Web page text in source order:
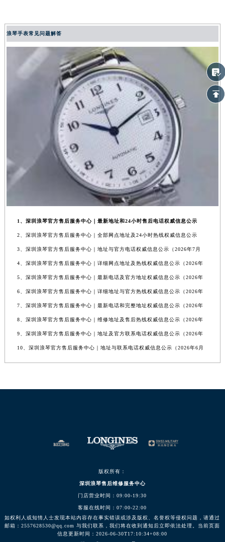
浪琴手表常见问题解答
1、深圳浪琴官方售后服务中心｜最新地址和24小时售后电话权威信息公示
2、深圳浪琴官方售后服务中心｜全部网点地址及24小时热线权威信息公示
3、深圳浪琴官方售后服务中心｜地址与官方电话权威信息公示（2026年7月
4、深圳浪琴官方售后服务中心｜详细网点地址及热线权威信息公示（2026年
5、深圳浪琴官方售后服务中心｜最新电话及官方地址权威信息公示（2026年
6、深圳浪琴官方售后服务中心｜详细地址与官方热线权威信息公示（2026年
7、深圳浪琴官方售后服务中心｜最新电话和完整地址权威信息公示（2026年
8、深圳浪琴官方售后服务中心｜维修地址及售后热线权威信息公示（2026年
9、深圳浪琴官方售后服务中心｜地址及官方联系电话权威信息公示（2026年
10、深圳浪琴官方售后服务中心｜地址与联系电话权威信息公示（2026年6月
版权所有：
深圳浪琴售后维修服务中心
门店营业时间：09:00-19:30
客服在线时间：07:00-22:00
如权利人或知情人士发现本站内容存在事实错误或涉及版权、名誉权等侵权问题，请通过
邮箱：2557628530@qq.com 与我们联系，我们将在收到通知后立即依法处理。当前页面
信息更新时间：2026-06-30T17:10:34+08:00